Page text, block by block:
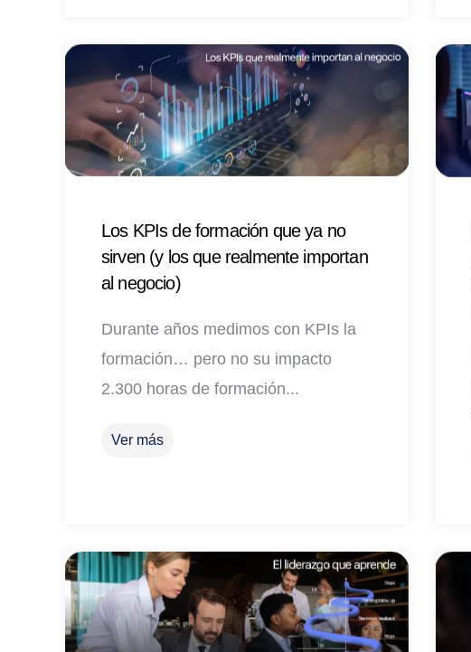
Los KPIs de formación que ya no
sirven (y los que realmente importan
al negocio)
Durante años medimos con KPIs la
formación… pero no su impacto
2.300 horas de formación...
Ver más